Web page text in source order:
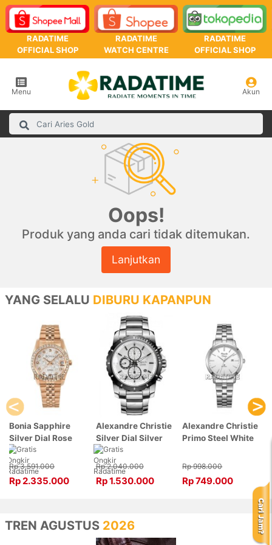
RADATIME
OFFICIAL SHOP
RADATIME
WATCH CENTRE
RADATIME
OFFICIAL SHOP
Menu Akun
Oops!
Produk yang anda cari tidak ditemukan.
Lanjutkan
YANG SELALU DIBURU KAPANPUN
Bonia Sapphire
Silver Dial Rose
Gold Stainless
Steel, Case Rose
Gold BNB10550-
3516S
Rp 3.591.000
Rp 2.335.000
Alexandre Christie
Silver Dial Silver
Stainless Steel,
Case Silver
6141MCBTBSL
Rp 2.040.000
Rp 1.530.000
Alexandre Christie
Primo Steel White
Stainless Steel,
1007LDBSSSL
Rp 998.000
Rp 749.000
TREN AGUSTUS 2026